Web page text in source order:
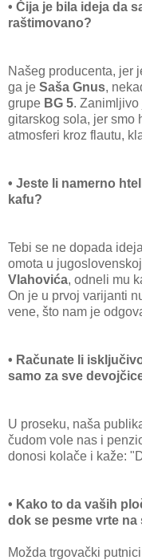
• Čija je bila ideja da
raštimovano?
Našeg producenta, jer
ga je Saša Gnus,
grupe BG 5.
gitarskog sola, jer smo
atmosferi kroz flautu,
• Jeste li namerno
kafu?
Tebi se ne dopada
omota u
Vlahovića, odneli mu
On je u prvoj varijanti
vene, što nam je
• Računate li
samo za sve
U proseku, naša
čudom vole nas i
donosi kolače i kaže:
• Kako to da vaših
dok se pesme vrte
Možda trgovački